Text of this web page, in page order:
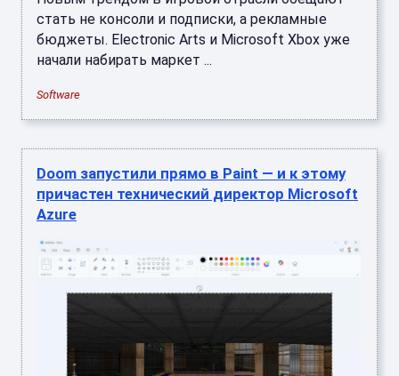
стать не консоли и подписки, а рекламные
бюджеты. Electronic Arts и Microsoft Xbox уже
начали набирать маркет ...
Software
Doom запустили прямо в Paint — и к этому
причастен технический директор Microsoft
Azure